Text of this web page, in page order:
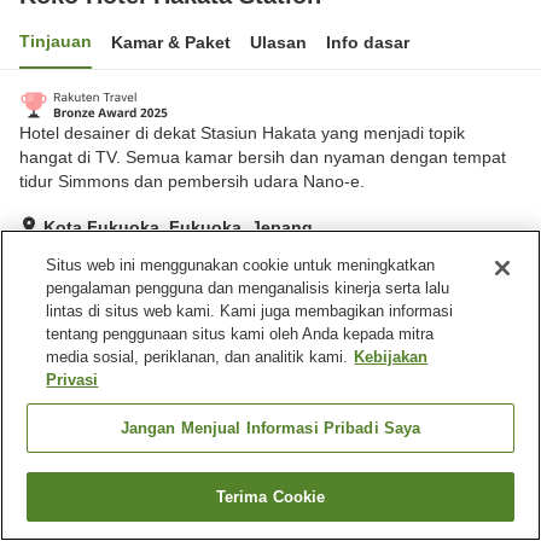
Tinjauan Kamar & Paket Ulasan Info dasar
Hotel desainer di dekat Stasiun Hakata yang menjadi topik
hangat di TV. Semua kamar bersih dan nyaman dengan tempat
tidur Simmons dan pembersih udara Nano-e.
Kota Fukuoka, Fukuoka, Jepang
Sangat baik Ulasan:717
Fasilitas properti
Mesin penjual otomatis
Laundry berbayar
Cari kamar
Situs web ini menggunakan cookie untuk meningkatkan
pengalaman pengguna dan menganalisis kinerja serta lalu
lintas di situs web kami. Kami juga membagikan informasi
tentang penggunaan situs kami oleh Anda kepada mitra
media sosial, periklanan, dan analitik kami. Kebijakan
Privasi
Jangan Menjual Informasi Pribadi Saya
Terima Cookie